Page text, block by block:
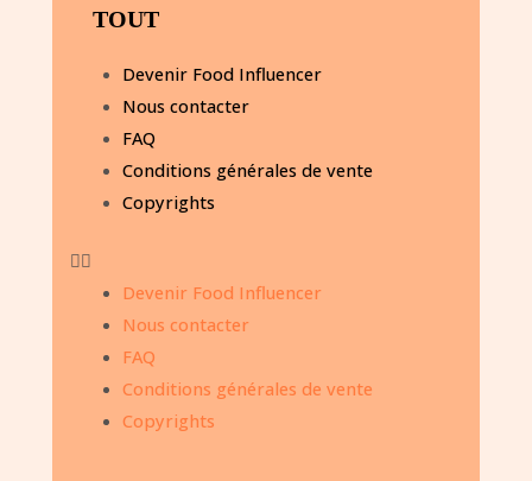
TOUT
Devenir Food Influencer
Nous contacter
FAQ
Conditions générales de vente
Copyrights
Devenir Food Influencer
Nous contacter
FAQ
Conditions générales de vente
Copyrights